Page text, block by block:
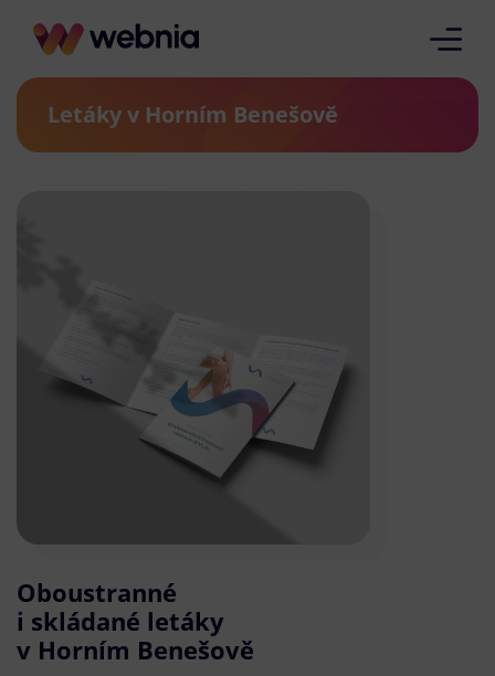
Letáky v Horním Benešově
Oboustranné
i skládané letáky
v Horním Benešově